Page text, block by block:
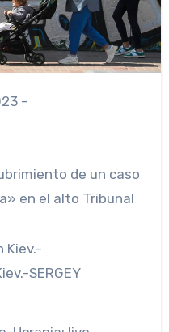
–
en el alto Tribunal
SERGEY